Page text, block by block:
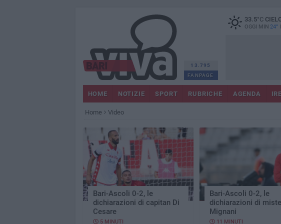
13.795
FANPAGE
33.5°C
OGGI MIN 24°
HOME NOTIZIE SPORT RUBRICHE AGENDA
Home Video
Bari-Ascoli 0-2, le
dichiarazioni di capitan Di
Cesare
5 MINUTI
Bari-Ascoli 0-2, le
dichiarazioni di
Mignani
11 MINUTI